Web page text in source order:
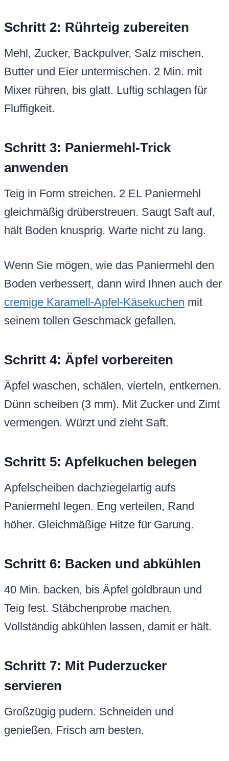
Schritt 2: Rührteig zubereiten
Mehl, Zucker, Backpulver, Salz mischen.
Butter und Eier untermischen. 2 Min. mit
Mixer rühren, bis glatt. Luftig schlagen für
Fluffigkeit.
Schritt 3: Paniermehl-Trick
anwenden
Teig in Form streichen. 2 EL Paniermehl
gleichmäßig drüberstreuen. Saugt Saft auf,
hält Boden knusprig. Warte nicht zu lang.
Wenn Sie mögen, wie das Paniermehl den
Boden verbessert, dann wird Ihnen auch der
cremige Karamell-Apfel-Käsekuchen mit
seinem tollen Geschmack gefallen.
Schritt 4: Äpfel vorbereiten
Äpfel waschen, schälen, vierteln, entkernen.
Dünn scheiben (3 mm). Mit Zucker und Zimt
vermengen. Würzt und zieht Saft.
Schritt 5: Apfelkuchen belegen
Apfelscheiben dachziegelartig aufs
Paniermehl legen. Eng verteilen, Rand
höher. Gleichmäßige Hitze für Garung.
Schritt 6: Backen und abkühlen
40 Min. backen, bis Äpfel goldbraun und
Teig fest. Stäbchenprobe machen.
Vollständig abkühlen lassen, damit er hält.
Schritt 7: Mit Puderzucker
servieren
Großzügig pudern. Schneiden und
genießen. Frisch am besten.